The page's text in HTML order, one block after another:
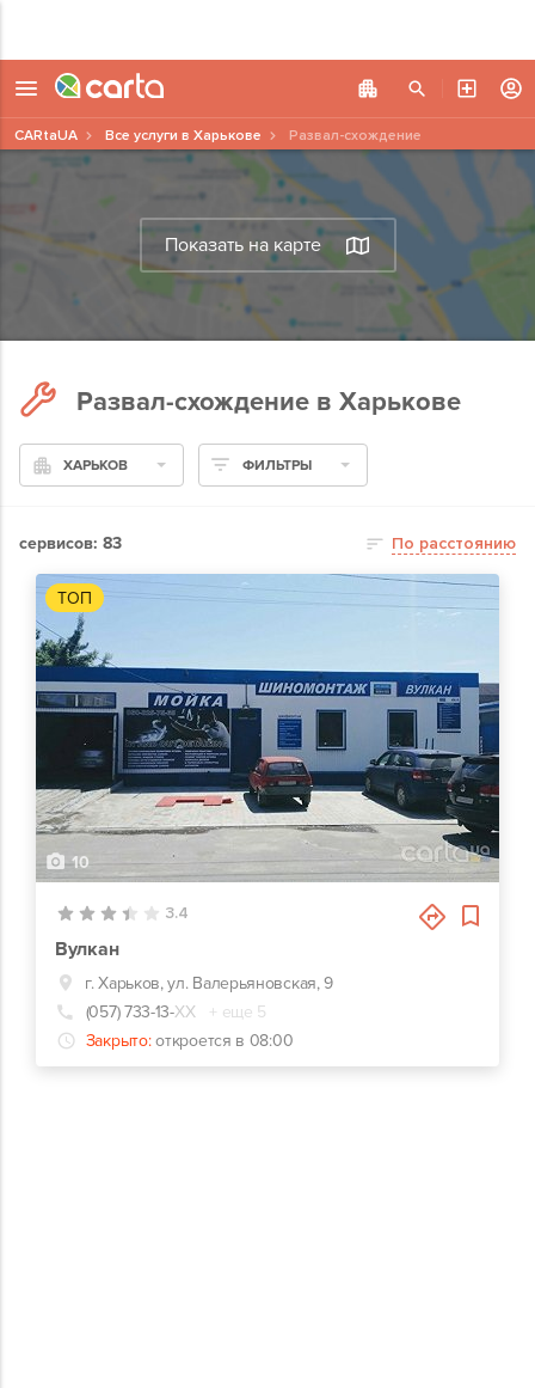
Показать на карте
CARtaUA Все услуги в Харькове Развал-схождение
Развал-схождение в Харькове
ХАРЬКОВ ФИЛЬТРЫ
сервисов: 83 По расстоянию
ТОП
10
3.4
Вулкан
г. Харьков, ул. Валерьяновская, 9
(057) 733-13-ХХ
+ еще 5
Закрыто: откроется в 08:00